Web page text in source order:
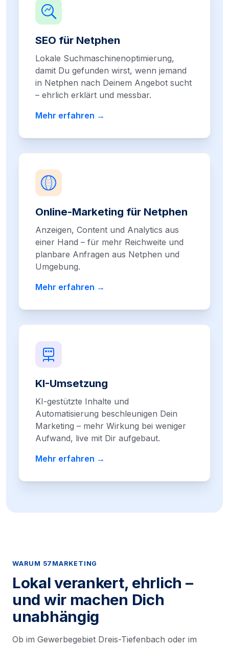
SEO für Netphen
Lokale Suchmaschinenoptimierung,
damit Du gefunden wirst, wenn jemand
in Netphen nach Deinem Angebot sucht
– ehrlich erklärt und messbar.
Mehr erfahren →
Online-Marketing für Netphen
Anzeigen, Content und Analytics aus
einer Hand – für mehr Reichweite und
planbare Anfragen aus Netphen und
Umgebung.
Mehr erfahren →
KI-Umsetzung
KI-gestützte Inhalte und
Automatisierung beschleunigen Dein
Marketing – mehr Wirkung bei weniger
Aufwand, live mit Dir aufgebaut.
Mehr erfahren →
WARUM 57MARKETING
Lokal verankert, ehrlich –
und wir machen Dich
unabhängig
Ob im Gewerbegebiet Dreis-Tiefenbach oder im